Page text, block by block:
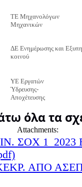
ΤΕ Μηχανολόγων
Μηχανικών
ΔΕ Ενημέρωσης και
κοινού
ΥΕ Εργατών
Ύδρευσης-
Αποχέτευσης
όλα τα
Attachments:
ΑΠΟ